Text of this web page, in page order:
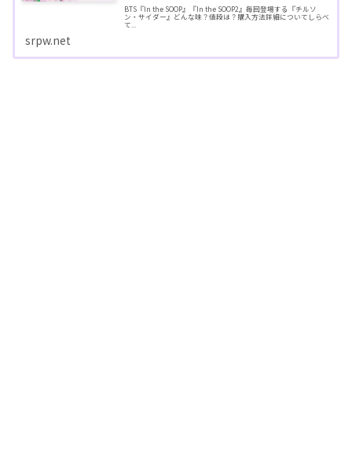
BTS『In the SOOP』『In the SOOP2』毎回登場する『チルソ
ン・サイダー』どんな味？値段は？購入方法詳細についてしらべ
て...
srpw.net